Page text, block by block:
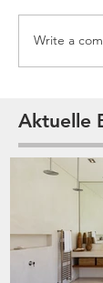
Write a
Aktuelle